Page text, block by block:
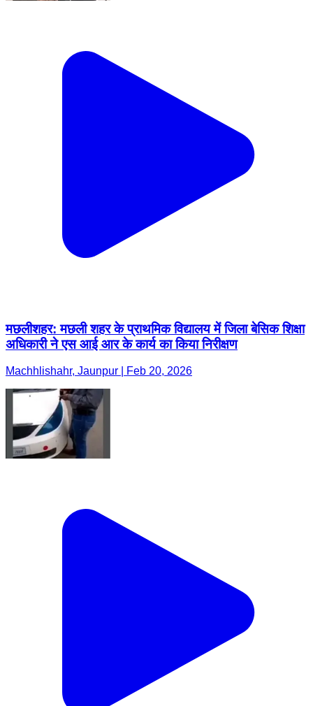
मछलीशहर: मछली शहर के प्राथमिक विद्यालय में जिला बेसिक शिक्षा
अधिकारी ने एस आई आर के कार्य का किया निरीक्षण
Machhlishahr, Jaunpur | Feb 20, 2026